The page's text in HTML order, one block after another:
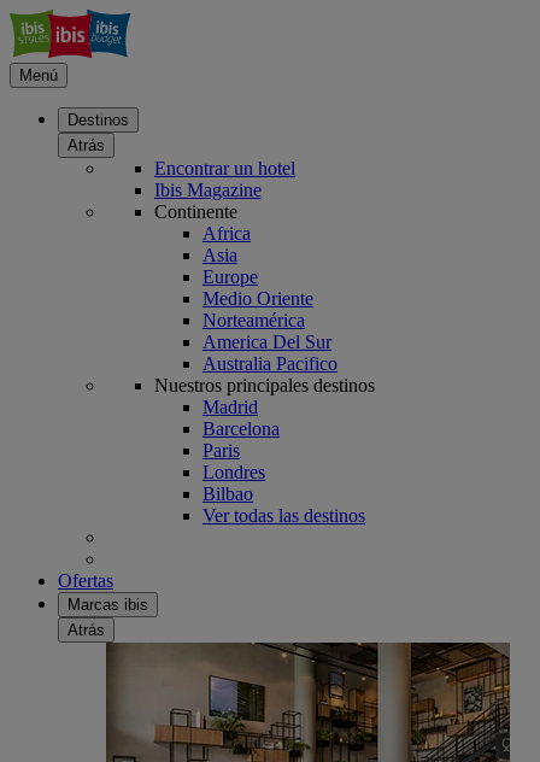
Menú
Destinos
Atrás
Encontrar un hotel
Ibis Magazine
Continente
Africa
Asia
Europe
Medio Oriente
Norteamérica
America Del Sur
Australia Pacifico
Nuestros principales destinos
Madrid
Barcelona
Paris
Londres
Bilbao
Ver todas las destinos
Ofertas
Marcas ibis
Atrás